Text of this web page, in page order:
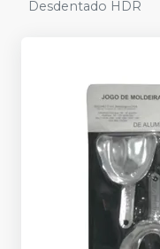
Desdentado HDR